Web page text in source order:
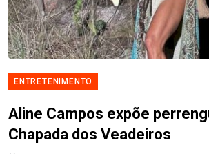
ENTRETENIMENTO
Aline Campos expõe
Chapada dos Veadeiros